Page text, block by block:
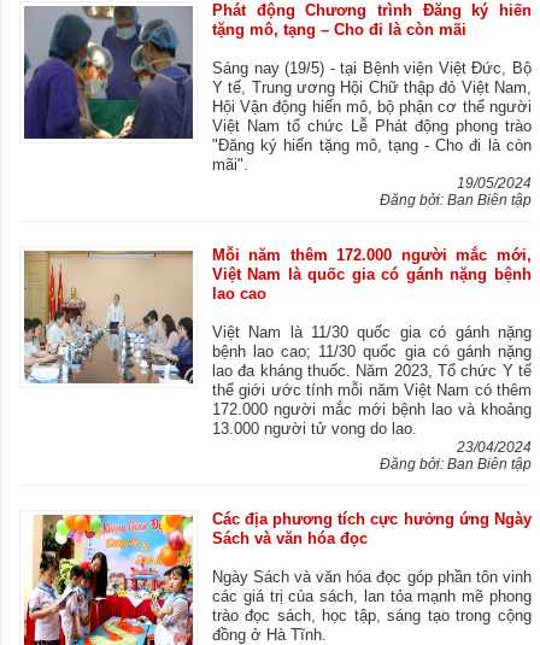
Phát động Chương trình Đăng ký hiến
tặng mô, tạng – Cho đi là còn mãi
Sáng nay (19/5) - tại Bệnh viện Việt Đức, Bộ
Y tế, Trung ương Hội Chữ thập đỏ Việt Nam,
Hội Vận động hiến mô, bộ phận cơ thể người
Việt Nam tổ chức Lễ Phát động phong trào
"Đăng ký hiến tặng mô, tạng - Cho đi là còn
mãi".
19/05/2024
Đăng bởi: Ban Biên tập
Mỗi năm thêm 172.000 người mắc mới,
Việt Nam là quốc gia có gánh nặng bệnh
lao cao
Việt Nam là 11/30 quốc gia có gánh nặng
bệnh lao cao; 11/30 quốc gia có gánh nặng
lao đa kháng thuốc. Năm 2023, Tổ chức Y tế
thế giới ước tính mỗi năm Việt Nam có thêm
172.000 người mắc mới bệnh lao và khoảng
13.000 người tử vong do lao.
23/04/2024
Đăng bởi: Ban Biên tập
Các địa phương tích cực hưởng ứng Ngày
Sách và văn hóa đọc
Ngày Sách và văn hóa đọc góp phần tôn vinh
các giá trị của sách, lan tỏa mạnh mẽ phong
trào đọc sách, học tập, sáng tạo trong cộng
đồng ở Hà Tĩnh.